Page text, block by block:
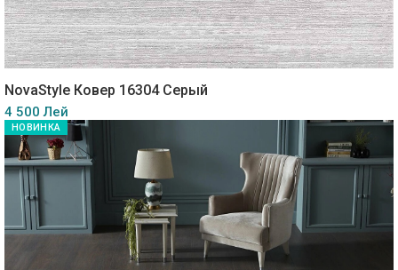
NovaStyle Ковер 16304 Серый
4 500 Лей
НОВИНКА